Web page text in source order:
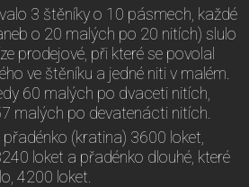
3 štěníky o 10 pásmech, každé
o 20 malých po 20 nitích) slulo
prodejové, při které se povolal
ve štěníku a jedné niti v malém.
60 malých po dvaceti nitích,
malých po devatenácti nitích.
(kratina) 3600 loket,
loket a přadénko dlouhé, které
4200 loket.